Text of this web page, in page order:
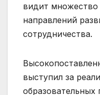
видит множество
направлений
сотрудничества.
выступил за